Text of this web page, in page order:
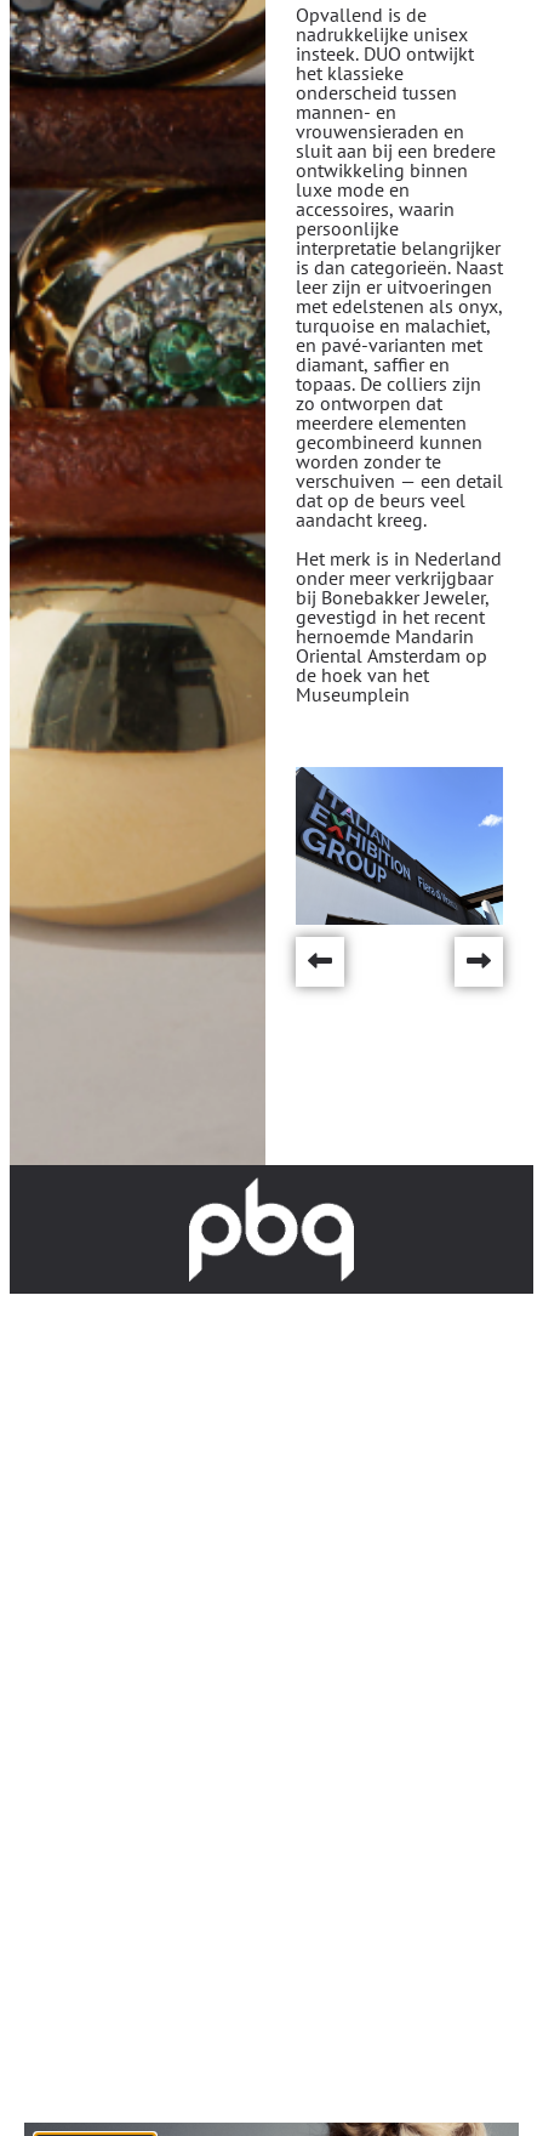
Opvallend is de
nadrukkelijke unisex
insteek. DUO ontwijkt
het klassieke
onderscheid tussen
mannen- en
vrouwensieraden en
sluit aan bij een bredere
ontwikkeling binnen
luxe mode en
accessoires, waarin
persoonlijke
interpretatie belangrijker
is dan categorieën. Naast
leer zijn er uitvoeringen
met edelstenen als onyx,
turquoise en malachiet,
en pavé-varianten met
diamant, saffier en
topaas. De colliers zijn
zo ontworpen dat
meerdere elementen
gecombineerd kunnen
worden zonder te
verschuiven — een detail
dat op de beurs veel
aandacht kreeg.
Het merk is in Nederland
onder meer verkrijgbaar
bij Bonebakker Jeweler,
gevestigd in het recent
hernoemde Mandarin
Oriental Amsterdam op
de hoek van het
Museumplein